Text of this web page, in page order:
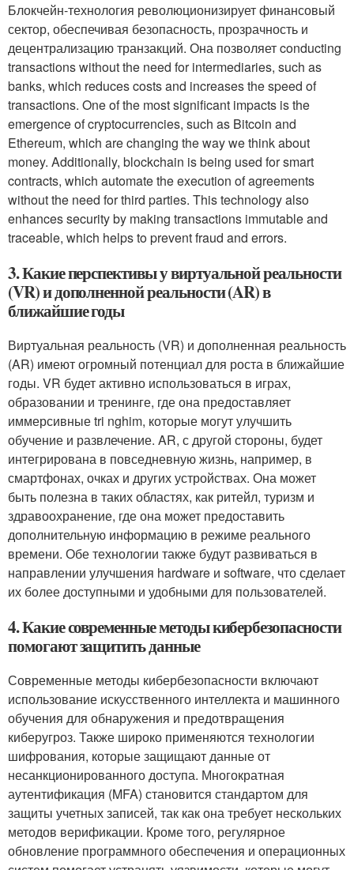
Блокчейн-технология революционизирует финансовый
сектор, обеспечивая безопасность, прозрачность и
децентрализацию транзакций. Она позволяет conducting
transactions without the need for intermediaries, such as
banks, which reduces costs and increases the speed of
transactions. One of the most significant impacts is the
emergence of cryptocurrencies, such as Bitcoin and
Ethereum, which are changing the way we think about
money. Additionally, blockchain is being used for smart
contracts, which automate the execution of agreements
without the need for third parties. This technology also
enhances security by making transactions immutable and
traceable, which helps to prevent fraud and errors.
3. Какие перспективы у виртуальной реальности
(VR) и дополненной реальности (AR) в
ближайшие годы
Виртуальная реальность (VR) и дополненная реальность
(AR) имеют огромный потенциал для роста в ближайшие
годы. VR будет активно использоваться в играх,
образовании и тренинге, где она предоставляет
иммерсивные tri nghim, которые могут улучшить
обучение и развлечение. AR, с другой стороны, будет
интегрирована в повседневную жизнь, например, в
смартфонах, очках и других устройствах. Она может
быть полезна в таких областях, как ритейл, туризм и
здравоохранение, где она может предоставить
дополнительную информацию в режиме реального
времени. Обе технологии также будут развиваться в
направлении улучшения hardware и software, что сделает
их более доступными и удобными для пользователей.
4. Какие современные методы кибербезопасности
помогают защитить данные
Современные методы кибербезопасности включают
использование искусственного интеллекта и машинного
обучения для обнаружения и предотвращения
киберугроз. Также широко применяются технологии
шифрования, которые защищают данные от
несанкционированного доступа. Многократная
аутентификация (MFA) становится стандартом для
защиты учетных записей, так как она требует нескольких
методов верификации. Кроме того, регулярное
обновление программного обеспечения и операционных